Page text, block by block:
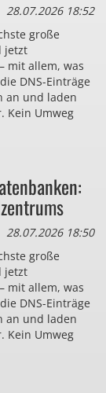
28.07.2026 18:52
große
jetzt
mit allem, was
DNS-Einträge
an und laden
Kein Umweg
28.07.2026 18:50
große
jetzt
mit allem, was
DNS-Einträge
an und laden
Kein Umweg